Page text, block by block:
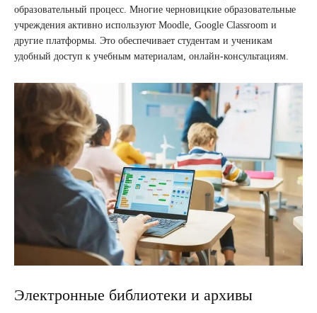
образовательный процесс. Многие черновицкие образовательные
учреждения активно используют Moodle, Google Classroom и
другие платформы. Это обеспечивает студентам и ученикам
удобный доступ к учебным материалам, онлайн-консультациям.
Электронные библиотеки и архивы